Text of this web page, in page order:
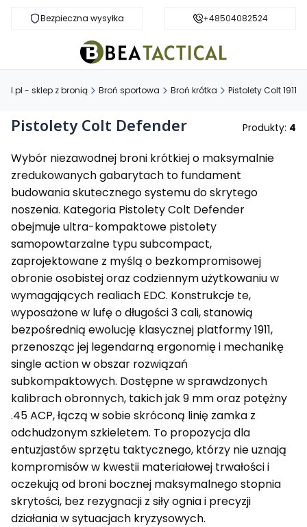
Bezpieczna wysyłka Darmowa dostawa od 999 zł
+48504082524
- sklep z bronią Broń sportowa Broń krótka Pistolety Colt 1911
Pistolety Colt Defender Produkty: 4
Wybór niezawodnej broni krótkiej o maksymalnie
zredukowanych gabarytach to fundament
budowania skutecznego systemu do skrytego
noszenia. Kategoria Pistolety Colt Defender
obejmuje ultra-kompaktowe pistolety
samopowtarzalne typu subcompact,
zaprojektowane z myślą o bezkompromisowej
obronie osobistej oraz codziennym użytkowaniu w
wymagających realiach EDC. Konstrukcje te,
wyposażone w lufę o długości 3 cali, stanowią
bezpośrednią ewolucję klasycznej platformy 1911,
przenosząc jej legendarną ergonomię i mechanikę
single action w obszar rozwiązań
subkompaktowych. Dostępne w sprawdzonych
kalibrach obronnych, takich jak 9 mm oraz potężny
.45 ACP, łączą w sobie skróconą linię zamka z
odchudzonym szkieletem. To propozycja dla
entuzjastów sprzętu taktycznego, którzy nie uznają
kompromisów w kwestii materiałowej trwałości i
oczekują od broni bocznej maksymalnego stopnia
skrytości, bez rezygnacji z siły ognia i precyzji
działania w sytuacjach kryzysowych.